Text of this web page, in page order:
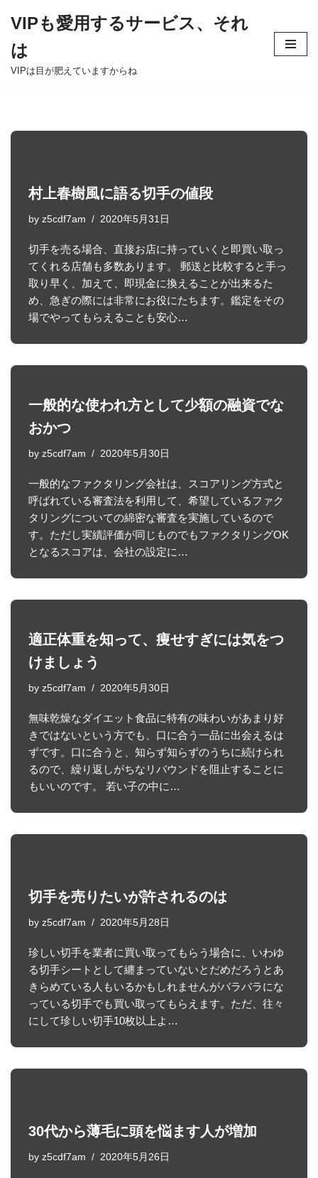
to
content
VIPも愛用するサービス、それ
は
VIPは目が肥えていますからね
村上春樹風に語る切手の値段
by z5cdf7am 2020年5月31日
切手を売る場合、直接お店に持っていくと即買い取っ
てくれる店舗も多数あります。 郵送と比較すると手っ
取り早く、加えて、即現金に換えることが出来るた
め、急ぎの際には非常にお役にたちます。鑑定をその
場でやってもらえることも安心…
一般的な使われ方として少額の融資でな
おかつ
by z5cdf7am 2020年5月30日
一般的なファクタリング会社は、スコアリング方式と
呼ばれている審査法を利用して、希望しているファク
タリングについての綿密な審査を実施しているので
す。ただし実績評価が同じものでもファクタリングOK
となるスコアは、会社の設定に…
適正体重を知って、痩せすぎには気をつ
けましょう
by z5cdf7am 2020年5月30日
無味乾燥なダイエット食品に特有の味わいがあまり好
きではないという方でも、口に合う一品に出会えるは
ずです。口に合うと、知らず知らずのうちに続けられ
るので、繰り返しがちなリバウンドを阻止することに
もいいのです。 若い子の中に…
切手を売りたいが許されるのは
by z5cdf7am 2020年5月28日
珍しい切手を業者に買い取ってもらう場合に、いわゆ
る切手シートとして纏まっていないとだめだろうとあ
きらめている人もいるかもしれませんがバラバラにな
っている切手でも買い取ってもらえます。ただ、往々
にして珍しい切手10枚以上よ…
30代から薄毛に頭を悩ます人が増加
by z5cdf7am 2020年5月26日